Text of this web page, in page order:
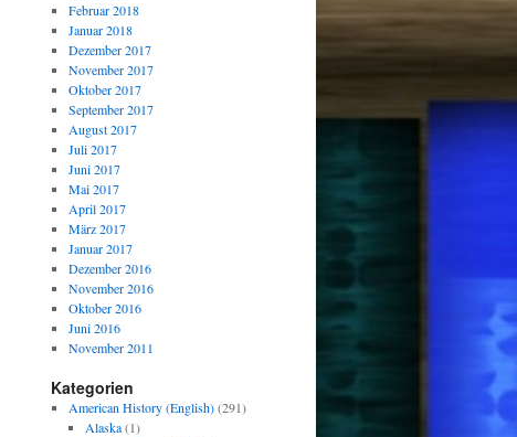
Februar 2018
Januar 2018
Dezember 2017
November 2017
Oktober 2017
September 2017
August 2017
Juli 2017
Juni 2017
Mai 2017
April 2017
März 2017
Januar 2017
Dezember 2016
November 2016
Oktober 2016
Juni 2016
November 2011
Kategorien
American History (English)(291)
Alaska(1)